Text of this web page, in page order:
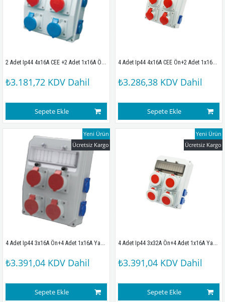
2 Adet Ip44 4x16A CEE +2 Adet 1x16A Ön+4 Adet 1x16A Yan Priz Montajlı Sigortalı Kombinasyon Kutusu(260x350mm) IP67
₺3.181,72 KDV Dahil
Sepete Ekle
4 Adet Ip44 4x16A CEE Ön+2 Adet 1x16A Yan Priz Montajlı Sigortalı Kombinasyon Kutusu(260x350mm) IP67
₺3.286,38 KDV Dahil
Sepete Ekle
4 Adet Ip44 3x16A Ön+4 Adet 1x16A Yan Priz Montajlı Sigortalı Kombinasyon Kutusu(260x350mm) Ip67
₺3.391,04 KDV Dahil
Sepete Ekle
Ücretsiz Kargo
Yeni Ürün
4 Adet Ip44 3x32A Ön+4 Adet 1x16A Yan Priz Montajlı Sigortalı Kombinasyon Kutusu(260x350mm) IP67
₺3.391,04 KDV Dahil
Sepete Ekle
Ücretsiz Kargo
Yeni Ürün